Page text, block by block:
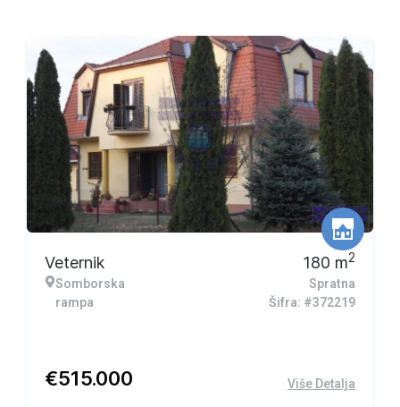
Veternik
Somborska
rampa
180 m2
Spratna
Šifra: #372219
€515.000 Više Detalja